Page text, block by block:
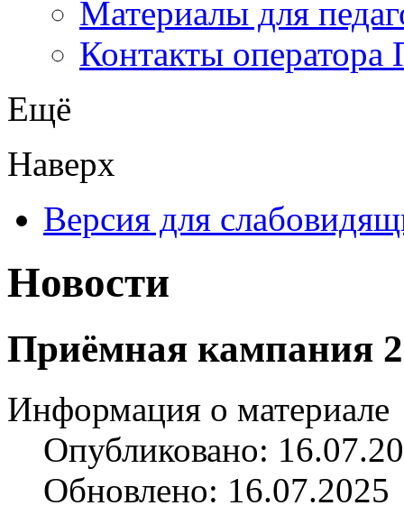
Материалы для
Контакты оператора
Ещё
Наверх
Версия для
Новости
Приёмная кампания
Информация о материале
Опубликовано:
Обновлено: 16.07.2025